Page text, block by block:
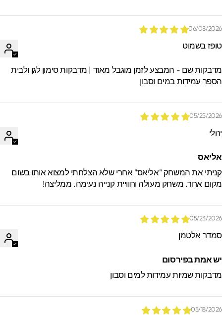
06/08/
בשמוט
שם - המבצע לזמן מוגבל מאוד | מדבקות סימון לגן ולבית
עמידות במים וסבון
05/25/
את המשחק "אליאס" אחרי שלא הצלחתי למצוא אותו בשום
אחר. משחק מעולה וחוויית קנייה נעימה. ממליצה!
05/23/
אלטמן
אמת בפירסום
שמיות עמידות למים וסבון
05/18/